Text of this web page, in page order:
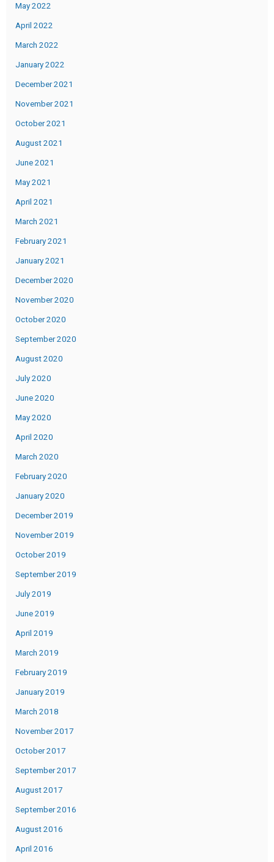
May 2022
April 2022
March 2022
January 2022
December 2021
November 2021
October 2021
August 2021
June 2021
May 2021
April 2021
March 2021
February 2021
January 2021
December 2020
November 2020
October 2020
September 2020
August 2020
July 2020
June 2020
May 2020
April 2020
March 2020
February 2020
January 2020
December 2019
November 2019
October 2019
September 2019
July 2019
June 2019
April 2019
March 2019
February 2019
January 2019
March 2018
November 2017
October 2017
September 2017
August 2017
September 2016
August 2016
April 2016